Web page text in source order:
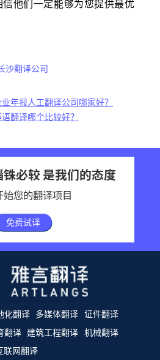
他们一定能够为您提供最优
沙翻译公司
年报人工翻译公司哪家好？
翻译哪个比较好？
必较 是我们的态度
始您的翻译项目
免费试译
化翻译 多媒体翻译 证件翻译
翻译 建筑工程翻译 机械翻译
联网翻译